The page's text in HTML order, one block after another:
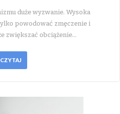
duże wyzwanie. Wysoka
powodować zmęczenie i
zwiększać obciążenie…
CZYTAJ